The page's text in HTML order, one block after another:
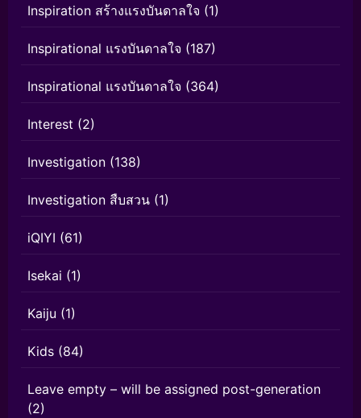
Inspiration สร้างแรงบันดาลใจ (1)
Inspirational แรงบันดาลใจ (187)
Inspirational แรงบันดาลใจ (364)
Interest (2)
Investigation (138)
Investigation สืบสวน (1)
iQIYI (61)
Isekai (1)
Kaiju (1)
Kids (84)
Leave empty – will be assigned post-generation
(2)